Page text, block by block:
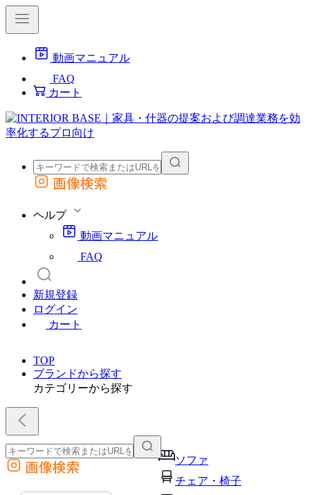
動画マニュアル
FAQ
カート
外部サイトの商品をカートに追加
画像検索
ヘルプ
動画マニュアル
FAQ
新規登録
ログイン
カート
TOP
ブランドから探す
カテゴリーから探す
ソファ
チェア・椅子
外部サイトの商品をカートに追加
他のサイトで見つけた商品ページのURLを貼り付けて、カートに追加できます
画像検索